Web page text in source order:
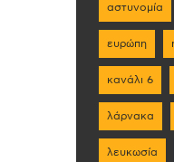
αστυνομία
ευρώπη
κανάλι 6
λάρνακα
λευκωσία